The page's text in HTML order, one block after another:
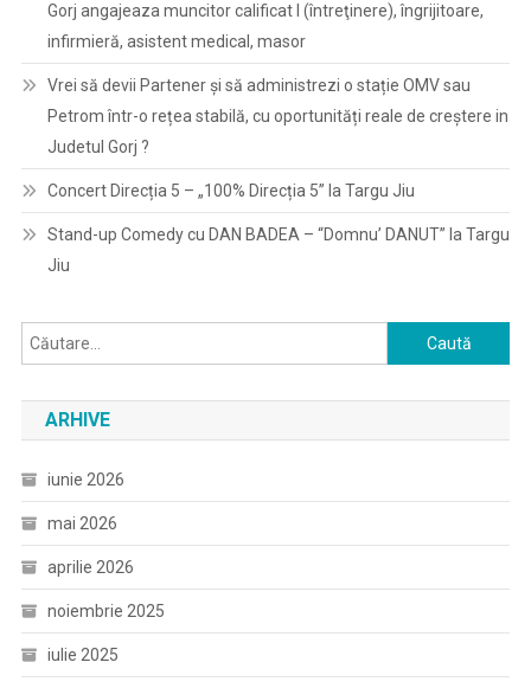
Gorj angajeaza muncitor calificat I (întreţinere), îngrijitoare,
infirmieră, asistent medical, masor
Vrei să devii Partener și să administrezi o stație OMV sau
Petrom într-o rețea stabilă, cu oportunități reale de creștere in
Judetul Gorj ?
Concert Direcția 5 – „100% Direcția 5” la Targu Jiu
Stand-up Comedy cu DAN BADEA – “Domnu’ DANUT” la Targu
Jiu
Caută
după:
ARHIVE
iunie 2026
mai 2026
aprilie 2026
noiembrie 2025
iulie 2025